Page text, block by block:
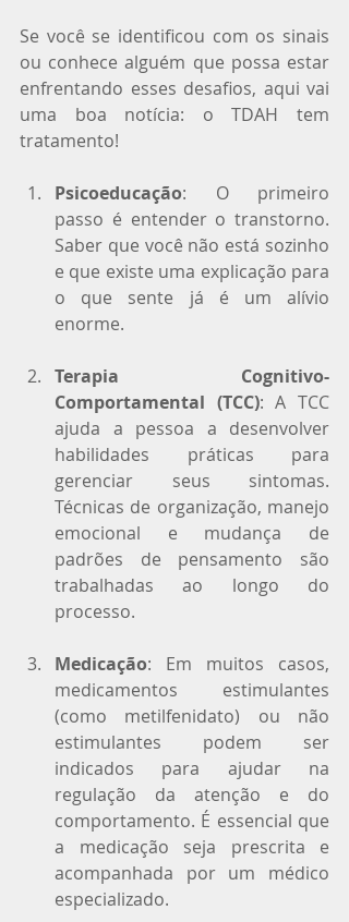
Se você se identificou com os sinais
ou conhece alguém que possa estar
enfrentando esses desafios, aqui vai
uma boa notícia: o TDAH tem
tratamento!
Psicoeducação: O primeiro
passo é entender o transtorno.
Saber que você não está sozinho
e que existe uma explicação para
o que sente já é um alívio
enorme.
Terapia Cognitivo-
Comportamental (TCC): A TCC
ajuda a pessoa a desenvolver
habilidades práticas para
gerenciar seus sintomas.
Técnicas de organização, manejo
emocional e mudança de
padrões de pensamento são
trabalhadas ao longo do
processo.
Medicação: Em muitos casos,
medicamentos estimulantes
(como metilfenidato) ou não
estimulantes podem ser
indicados para ajudar na
regulação da atenção e do
comportamento. É essencial que
a medicação seja prescrita e
acompanhada por um médico
especializado.